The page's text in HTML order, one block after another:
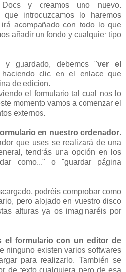
y creamos uno nuevo.
que introduzcamos lo haremos
acompañado con todo lo que
añadir un fondo y cualquier tipo
y guardado, debemos "ver el
clic en el enlace que
de edición.
el formulario tal cual nos lo
momento vamos a comenzar el
externos.
en nuestro ordenador.
que uses se realizará de una
tendrás una opción en los
como..." o "guardar página
podréis comprobar como
pero alojado en vuestro disco
alturas ya os imaginaréis por
el formulario con un editor de
ninguno existen varios softwares
para realizarlo. También se
de texto cualquiera pero de esa